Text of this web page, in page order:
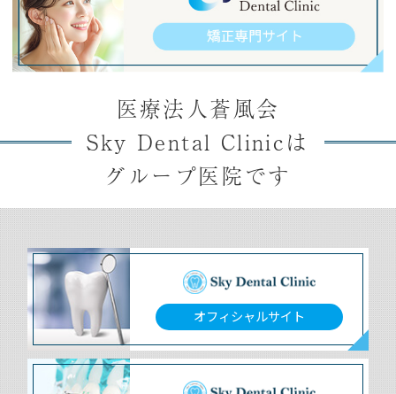
医療法人蒼風会
Sky Dental Clinicは
グループ医院です
オフィシャルサイト